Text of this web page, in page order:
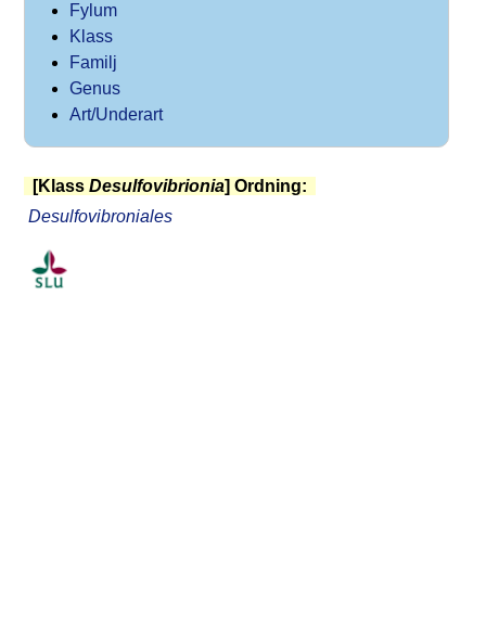
Fylum
Klass
Familj
Genus
Art/Underart
[Klass Desulfovibrionia] Ordning:
Desulfovibroniales